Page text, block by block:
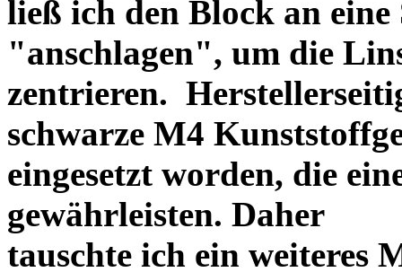
ließ ich den Block an eine
"anschlagen", um die
zentrieren.
schwarze M4
eingesetzt worden, die
gewährleisten. Daher
tauschte ich ein weiteres